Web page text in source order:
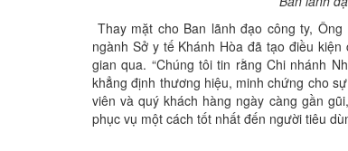
Thay mặt cho Ban lãnh đạo công ty,
ngành Sở y tế Khánh Hòa đã tạo điều
gian qua. “Chúng tôi tin rằng Chi nhánh
khẳng định thương hiệu, minh chứng cho
viên và quý khách hàng ngày càng gần
phục vụ một cách tốt nhất đến người tiêu